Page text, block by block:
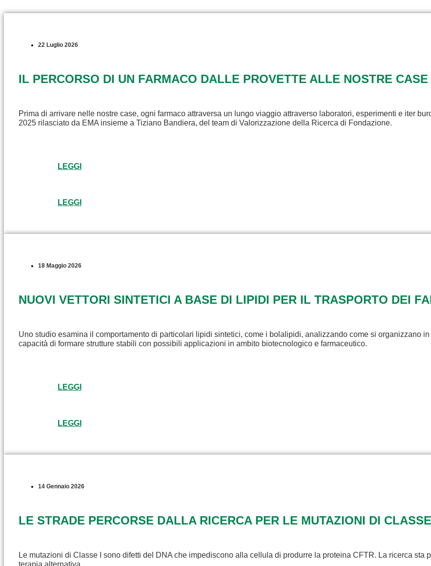
22 Luglio 2026
IL PERCORSO DI UN FARMACO DALLE PROVETTE ALLE NOSTRE CASE
Prima di arrivare nelle nostre case, ogni farmaco attraversa un lungo viaggio attraverso laboratori, esperimenti e iter
2025 rilasciato da EMA insieme a Tiziano Bandiera, del team di Valorizzazione della Ricerca di Fondazione.
LEGGI
LEGGI
18 Maggio 2026
NUOVI VETTORI SINTETICI A BASE DI LIPIDI PER IL TRASPORTO DEI
Uno studio esamina il comportamento di particolari lipidi sintetici, come i bolalipidi, analizzando come si organizzano
capacità di formare strutture stabili con possibili applicazioni in ambito biotecnologico e farmaceutico.
LEGGI
LEGGI
14 Gennaio 2026
LE STRADE PERCORSE DALLA RICERCA PER LE MUTAZIONI DI
Le mutazioni di Classe I sono difetti del DNA che impediscono alla cellula di produrre la proteina CFTR. La ricerca sta